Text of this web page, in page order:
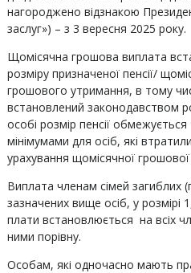
нагороджено відзнакою
заслуг») – з 3 вересня 2025 року.
Щомісячна грошова виплата
розміру призначеної пенсії/
грошового утримання, в тому
встановлений законодавством
особі розмір пенсії
мінімумами для осіб, які
урахування щомісячної
Виплата членам сімей загиблих
зазначених вище осіб, у розмірі
плати встановлюється на всіх
ними порівну.
Особам, які одночасно мають